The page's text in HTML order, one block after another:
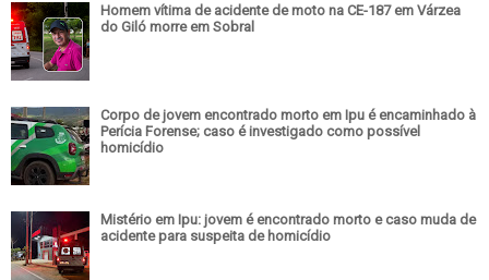
Homem vítima de acidente de moto na CE-187 em Várzea
do Giló morre em Sobral
Corpo de jovem encontrado morto em Ipu é encaminhado à
Perícia Forense; caso é investigado como possível
homicídio
Mistério em Ipu: jovem é encontrado morto e caso muda de
acidente para suspeita de homicídio